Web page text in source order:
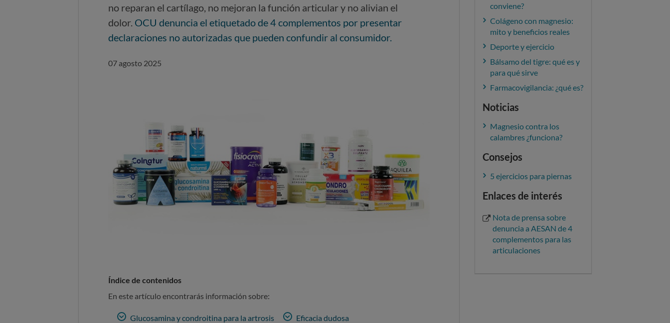
no reparan el cartílago, no mejoran la función articular y no alivian el
dolor. OCU denuncia el etiquetado de 4 complementos por presentar
declaraciones no autorizadas que pueden confundir al consumidor.
07 agosto 2025
Índice de contenidos
En este artículo encontrarás información sobre:
Glucosamina y condroitina para la artrosis Eficacia dudosa
conviene?
Colágeno con magnesio:
mito y beneficios reales
Deporte y ejercicio
Bálsamo del tigre: qué es y
para qué sirve
Farmacovigilancia: ¿qué es?
Noticias
Magnesio contra los
calambres ¿funciona?
Consejos
5 ejercicios para piernas
Enlaces de interés
Nota de prensa sobre
denuncia a AESAN de 4
complementos para las
articulaciones